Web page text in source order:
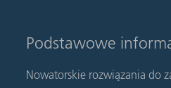
Podstawowe
Nowatorskie rozwiązania do